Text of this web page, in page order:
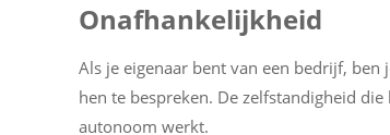
Onafhankelijkheid
Als je eigenaar bent van een bedrijf,
hen te bespreken. De zelfstandigheid
autonoom werkt.